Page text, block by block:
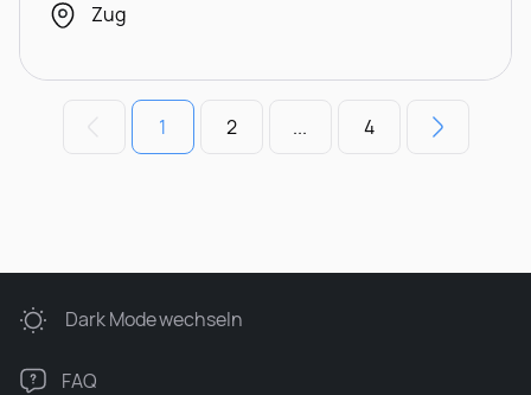
Zug
1 2 ... 4
Dark Modewechseln
FAQ